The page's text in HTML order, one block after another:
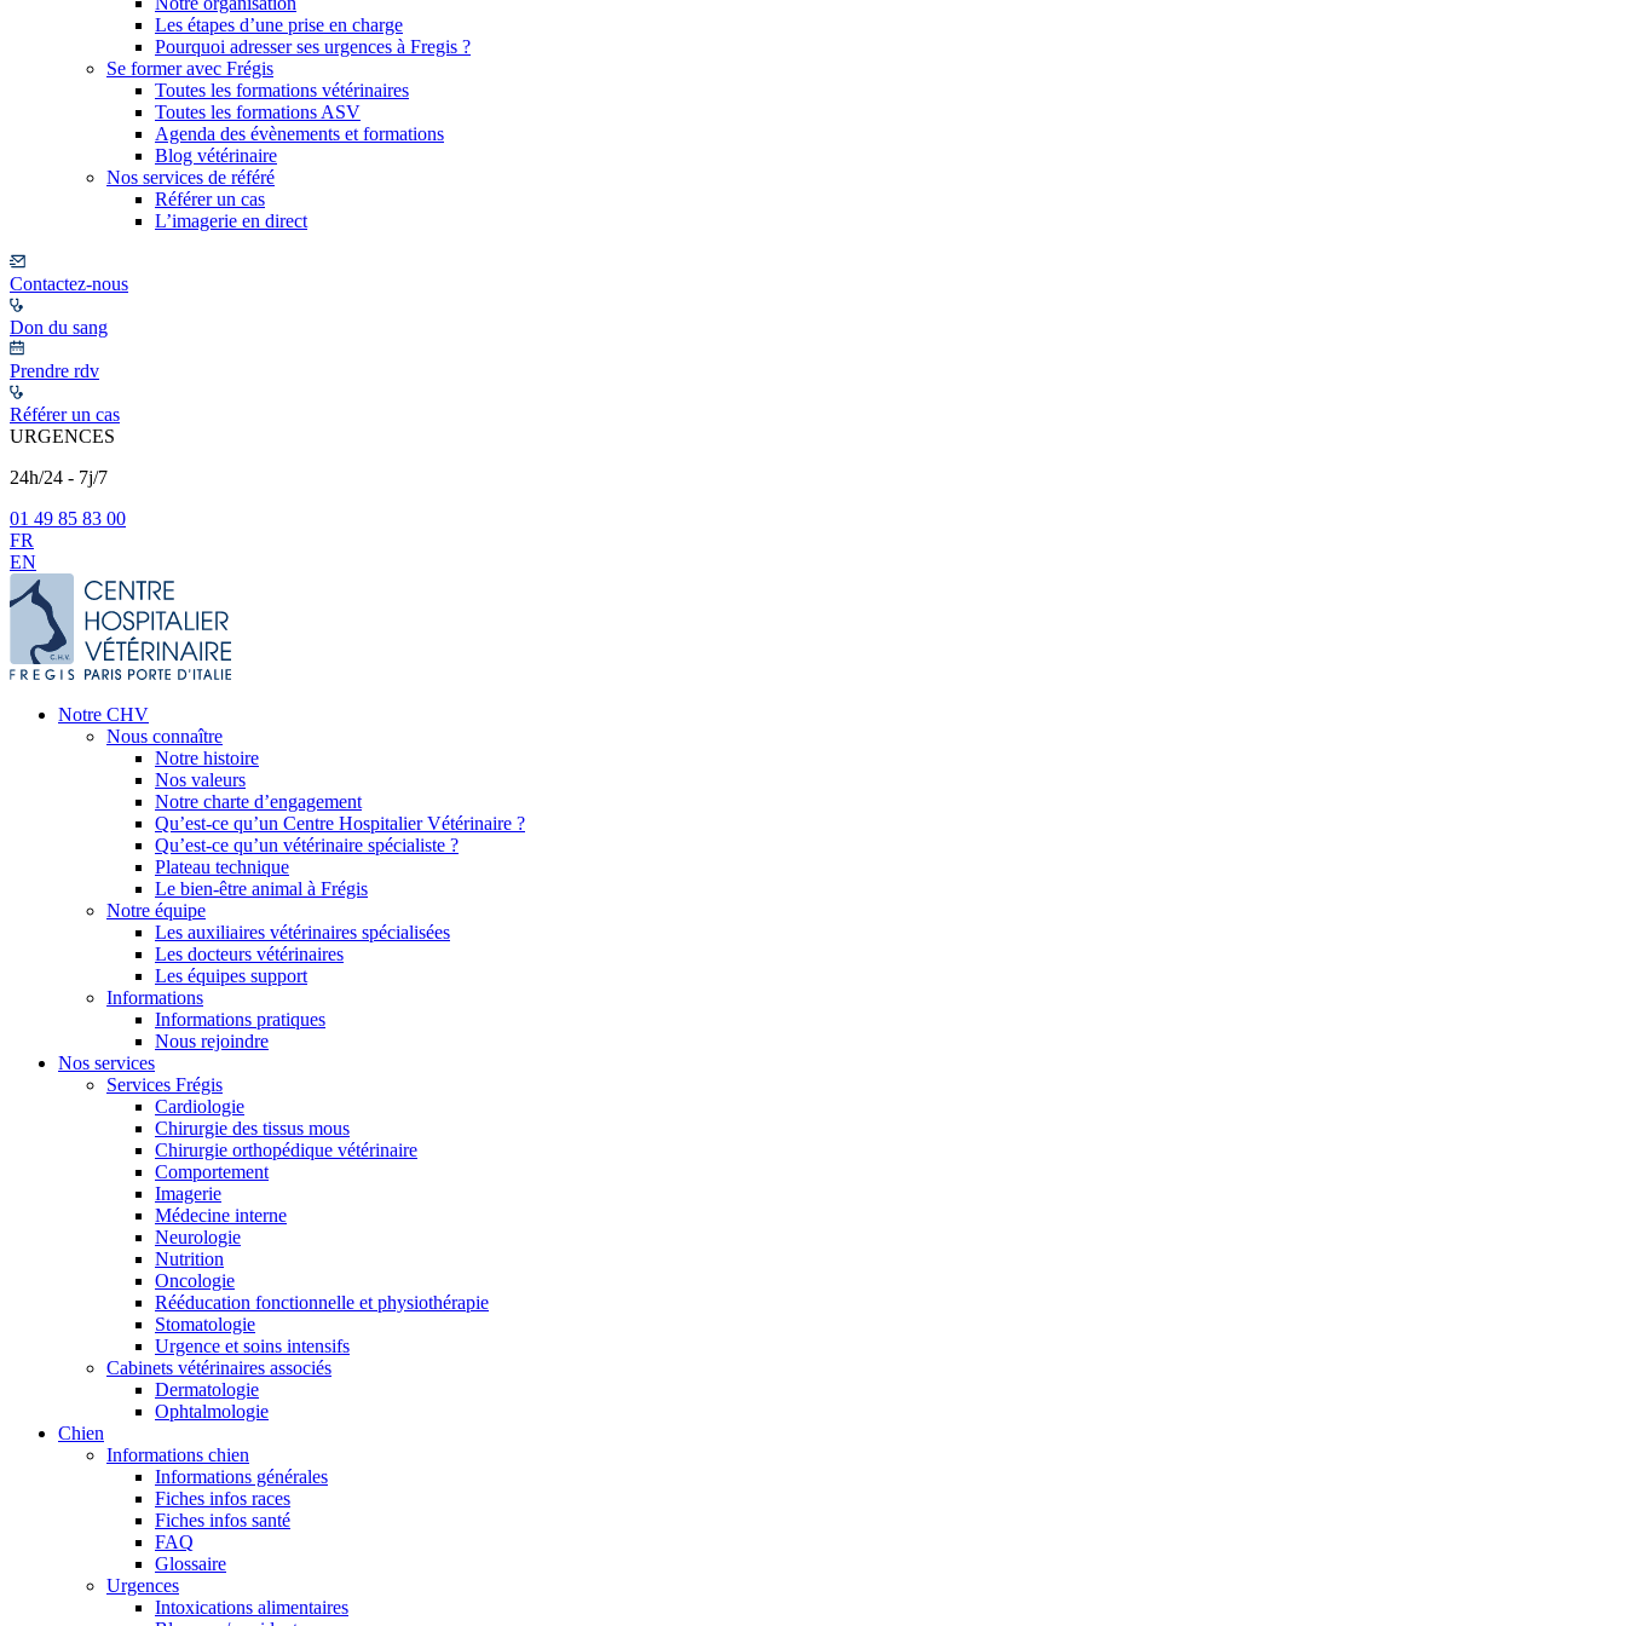
Les étapes d’une prise en charge
Pourquoi adresser ses urgences à Fregis ?
Se former avec Frégis
Toutes les formations vétérinaires
Toutes les formations ASV
Agenda des évènements et formations
Blog vétérinaire
Nos services de référé
Référer un cas
L’imagerie en direct
Contactez-nous
Don du sang
Prendre rdv
Référer un cas
URGENCES
24h/24 - 7j/7
01 49 85 83 00
FR
EN
Notre CHV
Nous connaître
Notre histoire
Nos valeurs
Notre charte d’engagement
Qu’est-ce qu’un Centre Hospitalier Vétérinaire ?
Qu’est-ce qu’un vétérinaire spécialiste ?
Plateau technique
Le bien-être animal à Frégis
Notre équipe
Les auxiliaires vétérinaires spécialisées
Les docteurs vétérinaires
Les équipes support
Informations
Informations pratiques
Nous rejoindre
Nos services
Services Frégis
Cardiologie
Chirurgie des tissus mous
Chirurgie orthopédique vétérinaire
Comportement
Imagerie
Médecine interne
Neurologie
Nutrition
Oncologie
Rééducation fonctionnelle et physiothérapie
Stomatologie
Urgence et soins intensifs
Cabinets vétérinaires associés
Dermatologie
Ophtalmologie
Chien
Informations chien
Informations générales
Fiches infos races
Fiches infos santé
FAQ
Glossaire
Urgences
Intoxications alimentaires